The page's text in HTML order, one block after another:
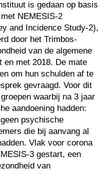
is gedaan op basis
NEMESIS-2
and Incidence Study-2),
door het Trimbos-
van de algemene
en met 2018. De mate
om hun schulden af te
gevraagd. Voor dit
waarbij na 3 jaar
aandoening hadden:
psychische
die bij aanvang al
Vlak voor corona
3 gestart, een
van